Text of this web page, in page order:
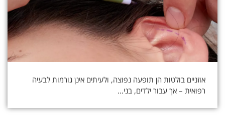
אוזניים בולטות הן תופעה נפוצה, ולעיתים אינן גורמות לבעיה
רפואית – אך עבור ילדים, בני…